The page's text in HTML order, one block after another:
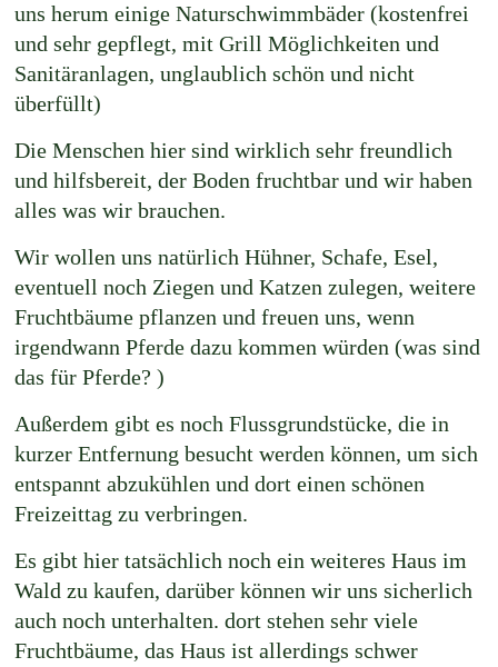
uns herum einige Naturschwimmbäder (kostenfrei
und sehr gepflegt, mit Grill Möglichkeiten und
Sanitäranlagen, unglaublich schön und nicht
überfüllt)
Die Menschen hier sind wirklich sehr freundlich
und hilfsbereit, der Boden fruchtbar und wir haben
alles was wir brauchen.
Wir wollen uns natürlich Hühner, Schafe, Esel,
eventuell noch Ziegen und Katzen zulegen, weitere
Fruchtbäume pflanzen und freuen uns, wenn
irgendwann Pferde dazu kommen würden (was sind
das für Pferde? )
Außerdem gibt es noch Flussgrundstücke, die in
kurzer Entfernung besucht werden können, um sich
entspannt abzukühlen und dort einen schönen
Freizeittag zu verbringen.
Es gibt hier tatsächlich noch ein weiteres Haus im
Wald zu kaufen, darüber können wir uns sicherlich
auch noch unterhalten. dort stehen sehr viele
Fruchtbäume, das Haus ist allerdings schwer